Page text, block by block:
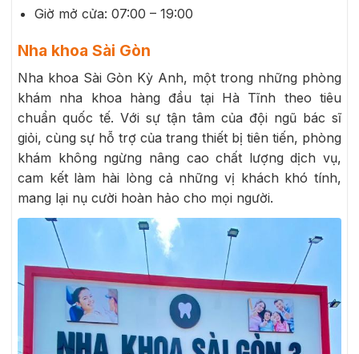
Giờ mở cửa: 07:00 – 19:00
Nha khoa Sài Gòn
Nha khoa Sài Gòn Kỳ Anh, một trong những phòng
khám nha khoa hàng đầu tại Hà Tĩnh theo tiêu
chuẩn quốc tế. Với sự tận tâm của đội ngũ bác sĩ
giỏi, cùng sự hỗ trợ của trang thiết bị tiên tiến, phòng
khám không ngừng nâng cao chất lượng dịch vụ,
cam kết làm hài lòng cả những vị khách khó tính,
mang lại nụ cười hoàn hảo cho mọi người.